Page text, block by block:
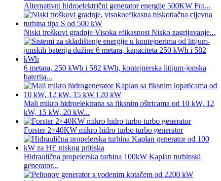
Alternativni hidroelektrični generator energije 500KW Fra...
Niski troškovi gradnje Visoka efikasnost Nisko zagrijavanje...
6 metara, 250 kWh i 582 kWh, kontejnerska litijum-jonska
baterija...
Mali mikro hidroelektrana sa fiksnim oštricama od 10 kW, 12
kW, 15 kW, 20 kW...
Forster 2×40KW mikro hidro turbo turbo generator
Hidraulična propelerska turbina 100kW Kaplan turbinski
generator...